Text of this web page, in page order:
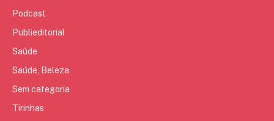
Podcast
Publieditorial
Saúde
Saúde, Beleza
Sem categoria
Tirinhas